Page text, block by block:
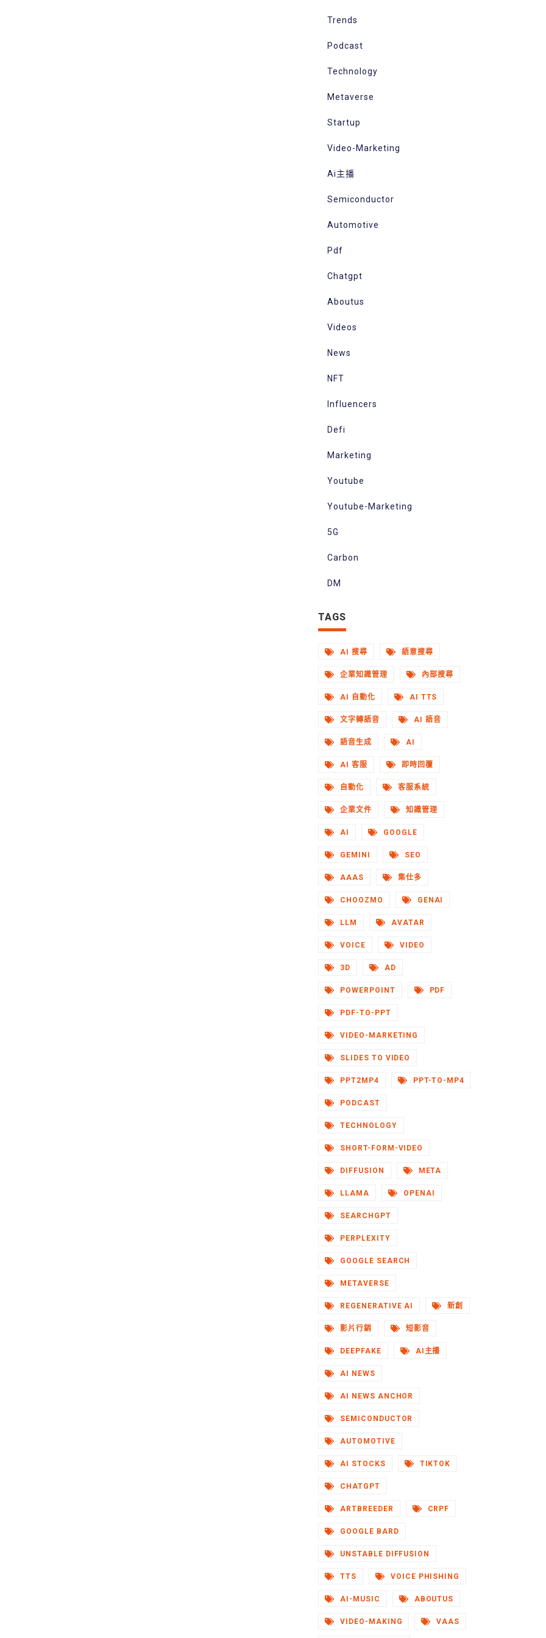
Trends
Podcast
Technology
Metaverse
Startup
Video-Marketing
Ai主播
Semiconductor
Automotive
Pdf
Chatgpt
Aboutus
Videos
News
NFT
Influencers
Defi
Marketing
Youtube
Youtube-Marketing
5G
Carbon
DM
TAGS
AI 搜尋 語意搜尋
企業知識管理 內部搜尋
AI 自動化 AI TTS
文字轉語音 AI 語音
語音生成 AI
AI 客服 即時回覆
自動化 客服系統
企業文件 知識管理
AI GOOGLE
GEMINI SEO
AAAS 集仕多
CHOOZMO GENAI
LLM AVATAR
VOICE VIDEO
3D AD
POWERPOINT PDF
PDF-TO-PPT
VIDEO-MARKETING
SLIDES TO VIDEO
PPT2MP4 PPT-TO-MP4
PODCAST
TECHNOLOGY
SHORT-FORM-VIDEO
DIFFUSION META
LLAMA OPENAI
SEARCHGPT
PERPLEXITY
GOOGLE SEARCH
METAVERSE
REGENERATIVE AI 新創
影片行銷 短影音
DEEPFAKE AI主播
AI NEWS
AI NEWS ANCHOR
SEMICONDUCTOR
AUTOMOTIVE
AI STOCKS TIKTOK
CHATGPT
ARTBREEDER CRPF
GOOGLE BARD
UNSTABLE DIFFUSION
TTS VOICE PHISHING
AI-MUSIC ABOUTUS
VIDEO-MAKING VAAS